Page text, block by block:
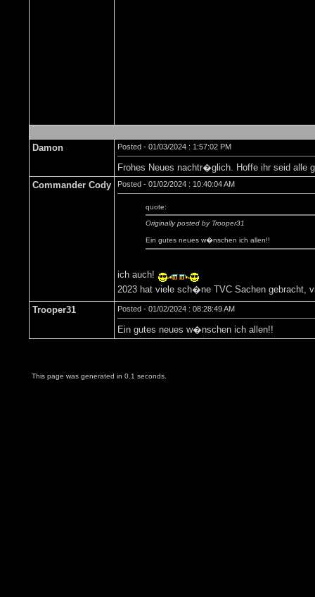
Damon Posted - 01/03/2024 : 1:57:02 PM
Frohes Neues nachtr�glich. Hoffe ihr seid alle
Commander Cody
Posted - 01/02/2024 : 10:40:04 AM
quote:
Originally posted by Trooper31
Ein gutes neues w�nschen ich allen!!
ich auch!
2023 hat viele sch�ne TVC Sachen gebracht,
Trooper31
Posted - 01/02/2024 : 08:28:49 AM
Ein gutes neues w�nschen ich allen!!
This page was generated in 0.1 seconds.